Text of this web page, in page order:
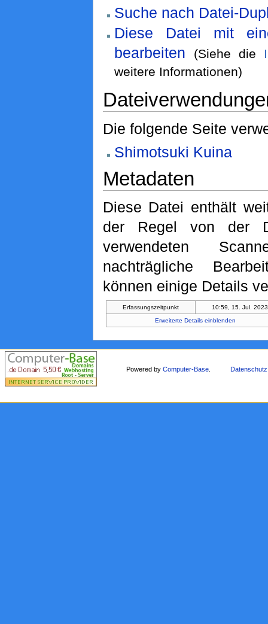
Suche nach Datei-
Diese Datei mit
bearbeiten
(Siehe die
weitere Informationen)
Die folgende Seite
Shimotsuki Kuina
Metadaten
Diese Datei enthält
der Regel von der
verwendeten
nachträgliche
können einige Details
Erfassungszeitpunkt
10:59, 15. Jul. 2023
Erweiterte Details einblenden
Powered byComputer-Base Datenschutz